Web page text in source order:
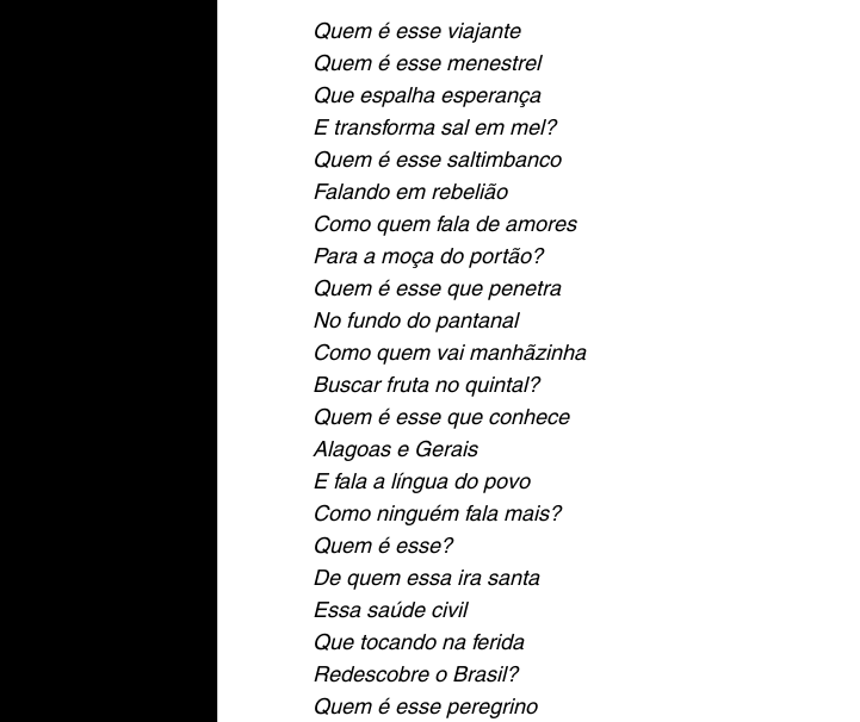
Quem é esse viajante
Quem é esse menestrel
Que espalha esperança
E transforma sal em mel?
Quem é esse saltimbanco
Falando em rebelião
Como quem fala de amores
Para a moça do portão?
Quem é esse que penetra
No fundo do pantanal
Como quem vai manhãzinha
Buscar fruta no quintal?
Quem é esse que conhece
Alagoas e Gerais
E fala a língua do povo
Como ninguém fala mais?
Quem é esse?
De quem essa ira santa
Essa saúde civil
Que tocando na ferida
Redescobre o Brasil?
Quem é esse peregrino